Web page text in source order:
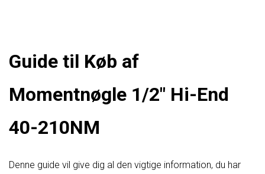
Guide til Køb af
Momentnøgle 1/2″ Hi-End
40-210NM
Denne guide vil give dig al den vigtige information, du har